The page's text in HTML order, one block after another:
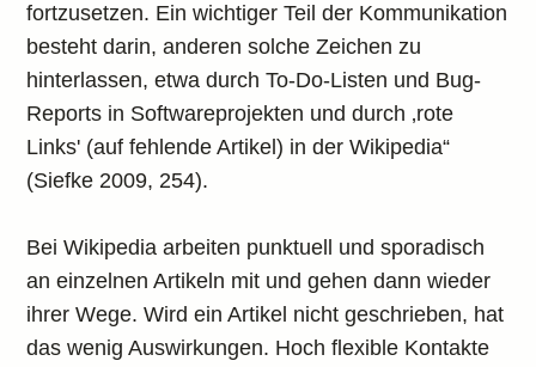
fortzusetzen. Ein wichtiger Teil der Kommunikation
besteht darin, anderen solche Zeichen zu
hinterlassen, etwa durch To-Do-Listen und Bug-
Reports in Softwareprojekten und durch ‚rote
Links' (auf fehlende Artikel) in der Wikipedia“
(Siefke 2009, 254).
Bei Wikipedia arbeiten punktuell und sporadisch
an einzelnen Artikeln mit und gehen dann wieder
ihrer Wege. Wird ein Artikel nicht geschrieben, hat
das wenig Auswirkungen. Hoch flexible Kontakte